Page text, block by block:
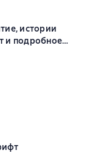
истории
и подробное
0 оценок